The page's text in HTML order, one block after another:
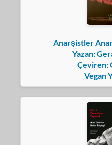
Anarşistler
Yazan:
Çeviren:
Vegan